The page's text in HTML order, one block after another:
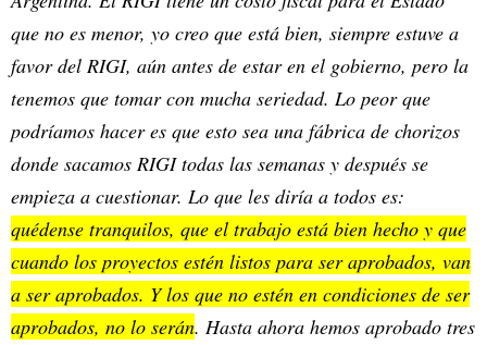
que no es menor, yo creo que está bien, siempre estuve a
favor del RIGI, aún antes de estar en el gobierno, pero la
tenemos que tomar con mucha seriedad. Lo peor que
podríamos hacer es que esto sea una fábrica de chorizos
donde sacamos RIGI todas las semanas y después se
empieza a cuestionar. Lo que les diría a todos es:
quédense tranquilos, que el trabajo está bien hecho y que
cuando los proyectos estén listos para ser aprobados, van
a ser aprobados. Y los que no estén en condiciones de ser
aprobados, no lo serán. Hasta ahora hemos aprobado tres